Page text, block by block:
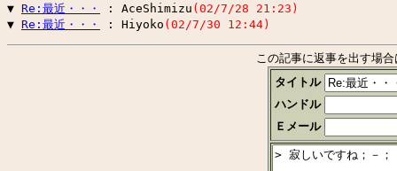
▼ Re:最近・・・ : AceShimizu (02/7/28 21:23)
▼ Re:最近・・・ : Hiyoko (02/7/30 12:44)
この記事に返事を出す場
タイトル
ハンドル
Ｅメール